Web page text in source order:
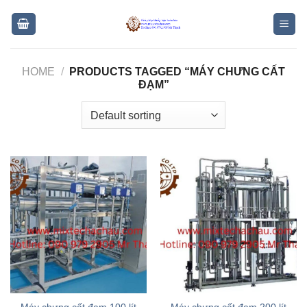
HOME /
PRODUCTS TAGGED “MÁY CHƯNG CẤT
ĐẠM”